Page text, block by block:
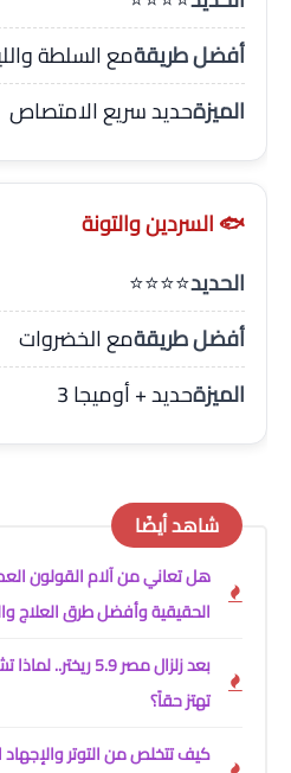
أفضل طريقةمع السلطة
الميزةحديد سريع الامتصاص
🐟 السردين والتونة
الحديد⭐⭐⭐⭐
أفضل طريقةمع الخضروات
الميزةحديد + أوميجا 3
شاهد أيضًا
هل تعاني من آلام القولون
الحقيقية وأفضل طرق العلاج
بعد زلزال مصر 5.9
تهتز حقاً؟